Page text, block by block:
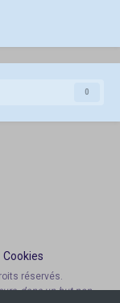
0
Cookies
réservés.
dans un but non